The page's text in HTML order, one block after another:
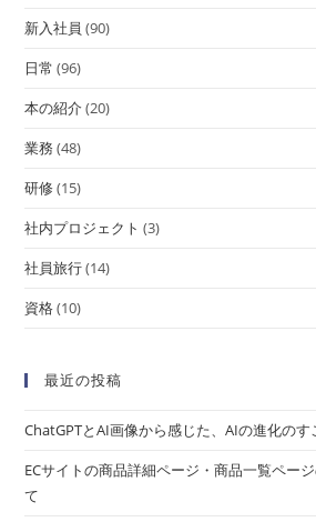
新入社員 (90)
日常 (96)
本の紹介(20)
業務(48)
研修(15)
社内プロジェクト (3)
社員旅行(14)
資格(10)
最近の投稿
ChatGPTとAI画像から感じた、AIの進化のす
ECサイトの商品詳細ページ・商品一覧ペー
て